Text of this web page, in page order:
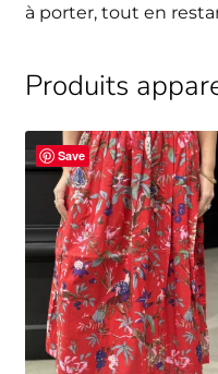
à porter, tout en
Produits
Save